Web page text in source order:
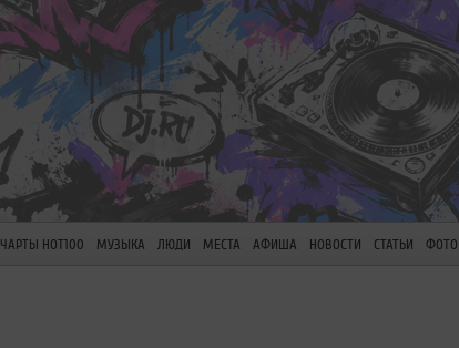
ЧАРТЫ HOT100 МУЗЫКА ЛЮДИ МЕСТА АФИША НОВОСТИ СТАТЬИ ФОТО